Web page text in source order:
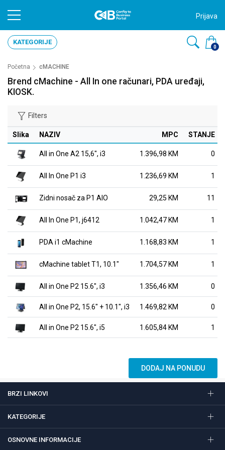
Prijava
0
KATEGORIJE
Početna cMACHINE
Brend cMachine - All In one računari, PDA uređaji,
KIOSK.
Filters
Slika NAZIV MPC STANJE
All in One A2 15,6", i3 1.396,98 KM 0
All In One P1 i3 1.236,69 KM 1
Zidni nosač za P1 AIO 29,25 KM 11
All In One P1, j6412 1.042,47 KM 1
PDA i1 cMachine 1.168,83 KM 1
cMachine tablet T1, 10.1" 1.704,57 KM 1
All in One P2 15.6", i3 1.356,46 KM 0
All in One P2, 15.6" + 10.1", i3 1.469,82 KM 0
All in One P2 15.6", i5 1.605,84 KM 1
DODAJ NA PONUDU
BRZI LINKOVI
KATEGORIJE
OSNOVNE INFORMACIJE